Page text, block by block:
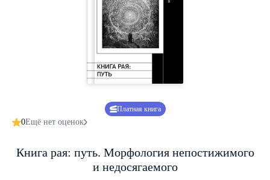
Платная книга
0Ещё нет оценок
Книга рая: путь. Морфология непостижимого
и недосягаемого